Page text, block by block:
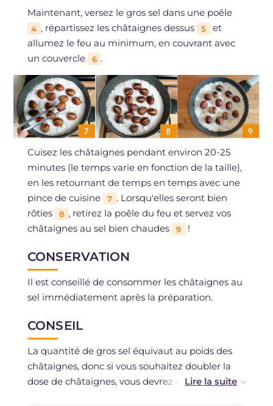
Maintenant, versez le gros sel dans une poêle
4 , répartissez les châtaignes dessus 5
et
allumez le feu au minimum, en couvrant avec
un couvercle
6 .
Cuisez les châtaignes pendant environ 20-25
minutes (le temps varie en fonction de la taille),
en les retournant de temps en temps avec une
pince de cuisine
7 . Lorsqu'elles seront bien
rôties
8 , retirez la poêle du feu et servez vos
châtaignes au sel bien chaudes
9 !
CONSERVATION
Il est conseillé de consommer les châtaignes au
sel immédiatement après la préparation.
CONSEIL
La quantité de gros sel équivaut au poids des
châtaignes, donc si vous souhaitez doubler la
dose de châtaignes, vous devrez également